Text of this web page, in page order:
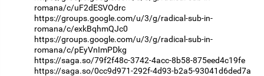
romana/c/uF2dESVOdrc
https://groups.google.com/u/3/g/radical-sub-in-
romana/c/exkBqhmQJc0
https://groups.google.com/u/3/g/radical-sub-in-
romana/c/pEyVnImPDkg
https://saga.so/79f2f48c-3742-4acc-8b58-875eed4c19fe
https://saga.so/0cc9d971-292f-4d93-b2a5-93041d6ded7a